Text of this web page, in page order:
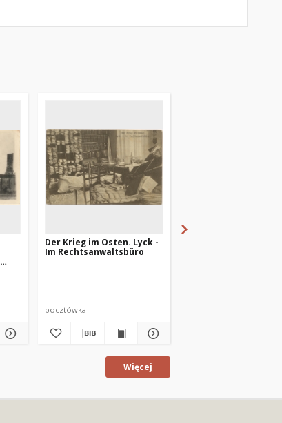
Der Krieg im Osten. Lyck -
Im Rechtsanwaltsbüro
pocztówka
Więcej